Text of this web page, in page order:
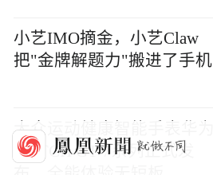
小艺IMO摘金，小艺Claw
把"金牌解题力"搬进了手机
大众运动健康智能手表华为
WATCH GT 7系列正式发